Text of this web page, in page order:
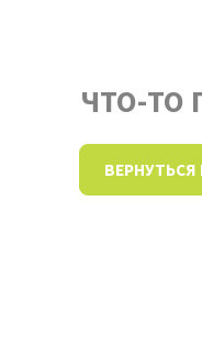
ЧТО-ТО